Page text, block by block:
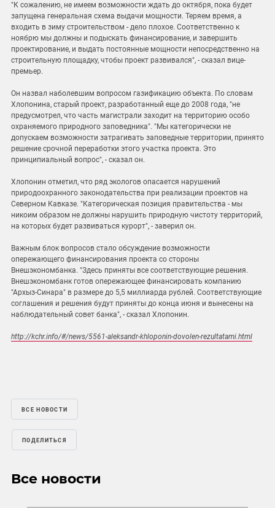
"К сожалению, не имеем возможности ждать до октября, пока будет
запущена генеральная схема выдачи мощности. Теряем время, а
входить в зиму строительством - дело плохое. Соответственно к
ноябрю мы должны и подыскать финансирование, и завершить
проектирование, и выдать постоянные мощности непосредственно на
строительную площадку, чтобы проект развивался", - сказал вице-
премьер.
Он назвал наболевшим вопросом газификацию объекта. По словам
Хлопонина, старый проект, разработанный еще до 2008 года, "не
предусмотрел, что часть магистрали заходит на территорию особо
охраняемого природного заповедника". "Мы категорически не
допускаем возможности затрагивать заповедные территории, принято
решение срочной переработки этого участка проекта. Это
принципиальный вопрос", - сказал он.
Хлопонин отметил, что ряд экологов опасается нарушений
природоохранного законодательства при реализации проектов на
Северном Кавказе. "Категорическая позиция правительства - мы
никоим образом не должны нарушить природную чистоту территорий,
на которых будет развиваться курорт", - заверил он.
Важным блок вопросов стало обсуждение возможности
опережающего финансирования проекта со стороны
Внешэкономбанка. "Здесь приняты все соответствующие решения.
Внешэкономбанк готов опережающее финансировать компанию
"Архыз-Синара" в размере до 5,5 миллиарда рублей. Соответствующие
соглашения и решения будут приняты до конца июня и вынесены на
наблюдательный совет банка", - сказал Хлопонин.
http://kchr.info/#/news/5561-aleksandr-khloponin-dovolen-rezultatami.html
ВСЕ НОВОСТИ
ПОДЕЛИТЬСЯ
Все новости